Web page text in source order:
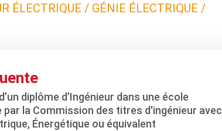
ÉLECTRIQUE / GÉNIE ÉLECTRIQUE /
diplôme d’Ingénieur dans une école
la Commission des titres d'ingénieur avec
Énergétique ou équivalent